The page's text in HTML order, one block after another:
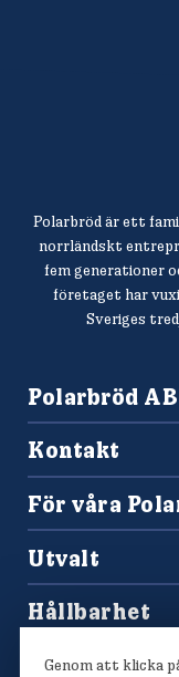
Polarbröd är ett
norrländskt
fem generationer
företaget har
Sveriges
Polarbröd AB
010-450 60 00
info@polarbrod.se
Kontakt
Frågor och svar
Press och nyhetsrum
Sponsring
För våra
Tävlingar
Hitta din
Utvalt
Lediga jobb
Våra bröd
Hållbarhet
Genom att klicka